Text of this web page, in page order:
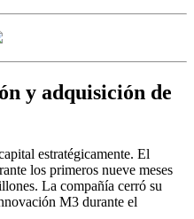
y adquisición de
estratégicamente. El
los primeros nueve meses
La compañía cerró su
M3 durante el